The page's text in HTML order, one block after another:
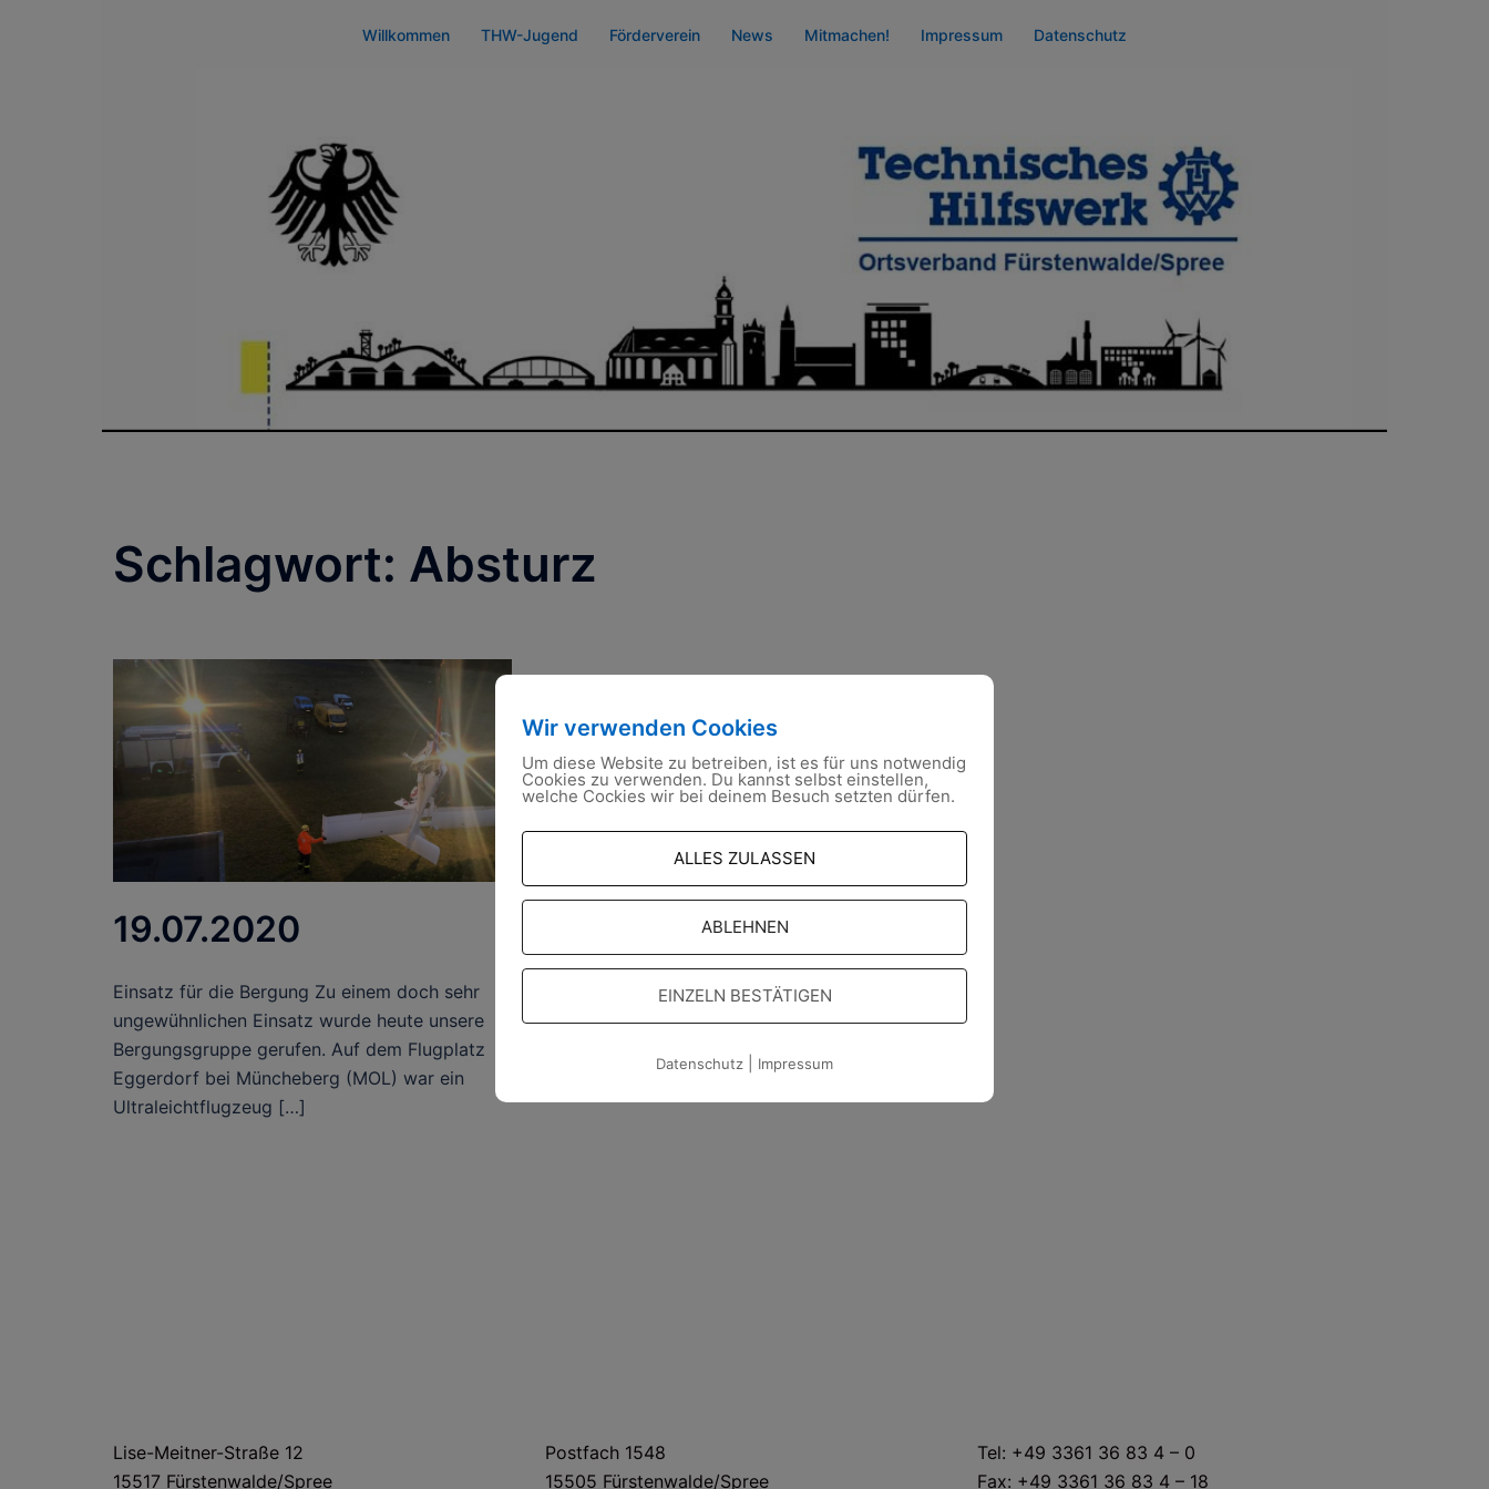
Willkommen THW-Jugend Förderverein News Mitmachen! Impressum Datenschutz
Schlagwort: Absturz
19.07.2020
Einsatz für die Bergung Zu einem doch sehr
ungewühnlichen Einsatz wurde heute unsere
Bergungsgruppe gerufen. Auf dem Flugplatz
Eggerdorf bei Müncheberg (MOL) war ein
Ultraleichtflugzeug […]
Lise-Meitner-Straße 12
15517 Fürstenwalde/Spree
Postfach 1548
15505 Fürstenwalde/Spree
Tel: +49 3361 36 83 4 – 0
Fax: +49 3361 36 83 4 – 18
Wir verwenden Cookies
Um diese Website zu betreiben, ist es für uns notwendig
Cookies zu verwenden. Du kannst selbst einstellen,
welche Cockies wir bei deinem Besuch setzten dürfen.
ALLES ZULASSEN
ABLEHNEN
EINZELN BESTÄTIGEN
Datenschutz Impressum